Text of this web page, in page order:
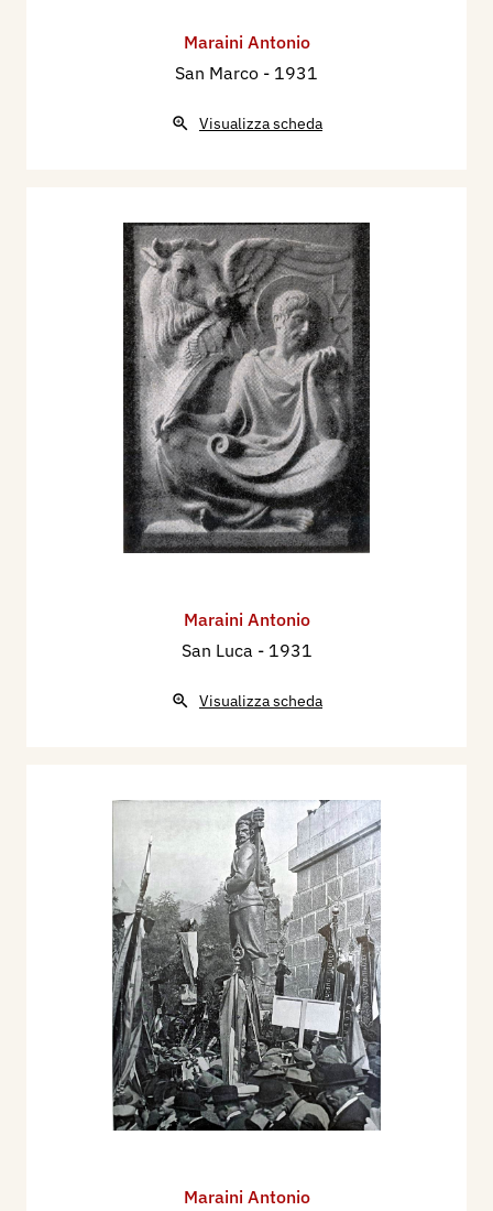
Maraini Antonio
San Marco - 1931
Visualizza scheda
Maraini Antonio
San Luca - 1931
Visualizza scheda
Maraini Antonio